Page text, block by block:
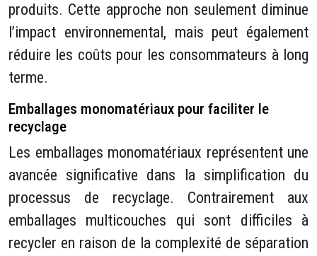
produits. Cette approche non seulement diminue
l’impact environnemental, mais peut également
réduire les coûts pour les consommateurs à long
terme.
Emballages monomatériaux pour faciliter le
recyclage
Les emballages monomatériaux représentent une
avancée significative dans la simplification du
processus de recyclage. Contrairement aux
emballages multicouches qui sont difficiles à
recycler en raison de la complexité de séparation